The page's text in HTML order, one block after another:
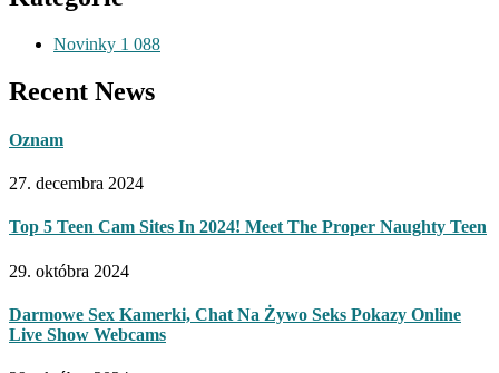
Novinky 1 088
Recent News
Oznam
27. decembra 2024
Top 5 Teen Cam Sites In 2024! Meet The Proper Naughty Teen
29. októbra 2024
Darmowe Sex Kamerki, Chat Na Żywo Seks Pokazy Online
Live Show Webcams